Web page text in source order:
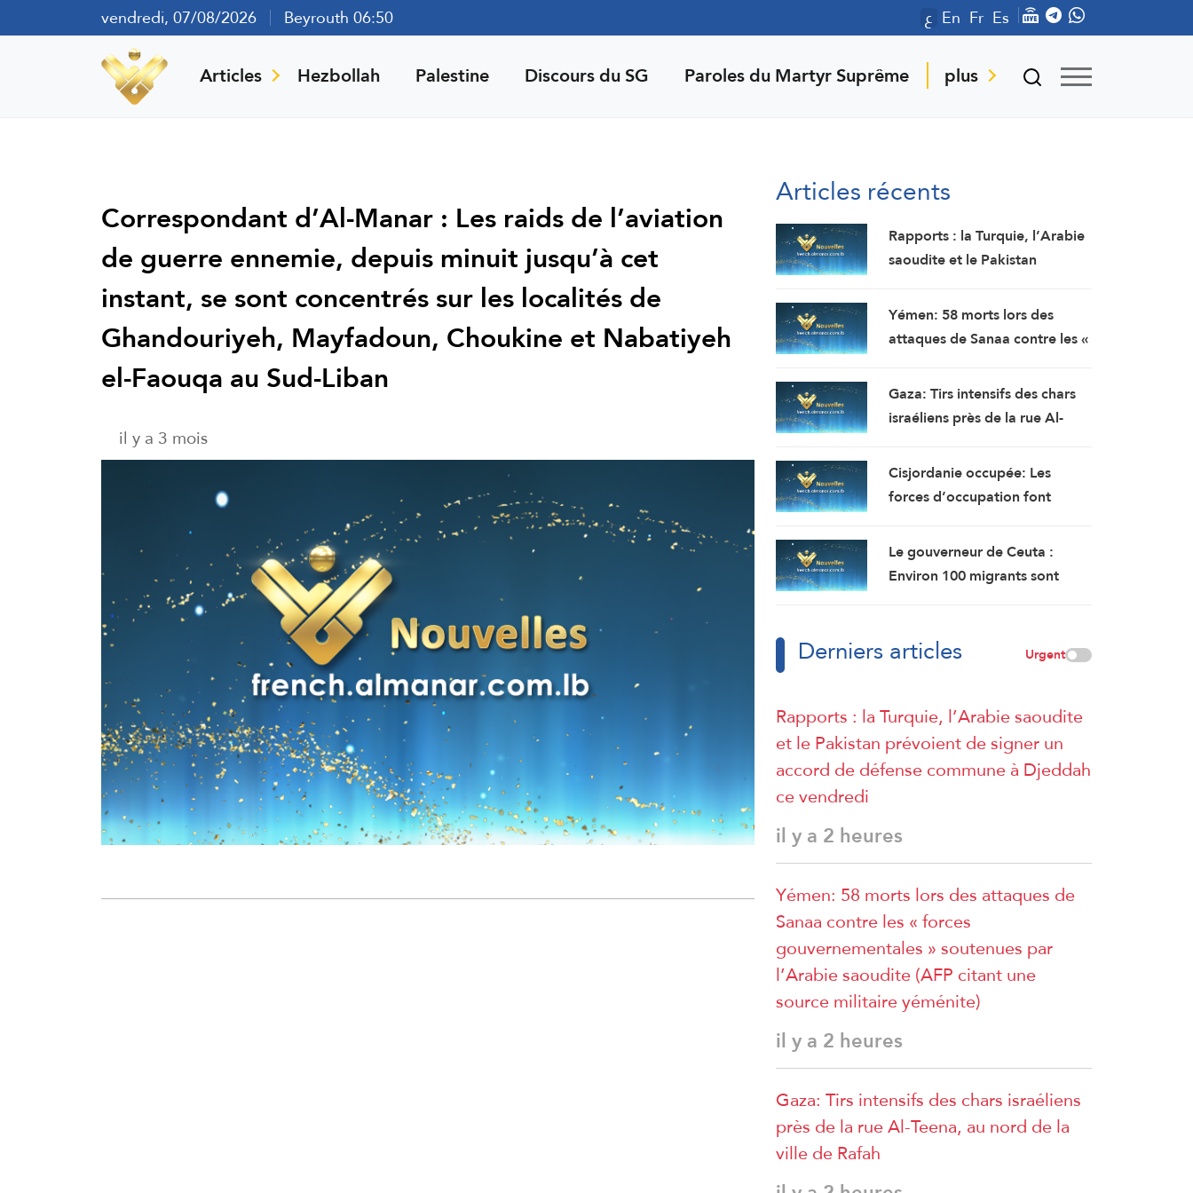
vendredi, 07/08/2026 Beyrouth 06:50 ع En Fr Es
Articles Hezbollah Palestine Discours du SG Paroles du Martyr Suprême plus
Correspondant d’Al-Manar : Les raids de l’aviation
de guerre ennemie, depuis minuit jusqu’à cet
instant, se sont concentrés sur les localités de
Ghandouriyeh, Mayfadoun, Choukine et Nabatiyeh
el-Faouqa au Sud-Liban
il y a 3 mois
Articles récents
Rapports : la Turquie, l’Arabie
saoudite et le Pakistan
de défense commune à
Djeddah ce vendredi
Yémen: 58 morts lors des
attaques de Sanaa contre les «
soutenues par l’Arabie
saoudite (AFP citant une
source militaire yéménite)
Gaza: Tirs intensifs des chars
israéliens près de la rue Al-
Rafah
Cisjordanie occupée: Les
forces d’occupation font
Kafr Aboush au sud de
Tulkarem et perquisitionnent
plusieurs maisons
Le gouverneur de Ceuta :
Environ 100 migrants sont
Derniers articles Urgent
Rapports : la Turquie, l’Arabie saoudite
et le Pakistan prévoient de signer un
accord de défense commune à Djeddah
ce vendredi
il y a 2 heures
Yémen: 58 morts lors des attaques de
Sanaa contre les « forces
gouvernementales » soutenues par
l’Arabie saoudite (AFP citant une
source militaire yéménite)
il y a 2 heures
Gaza: Tirs intensifs des chars israéliens
près de la rue Al-Teena, au nord de la
ville de Rafah